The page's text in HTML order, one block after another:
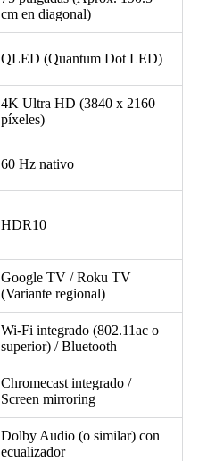
cm en diagonal)
QLED (Quantum Dot LED)
4K Ultra HD (3840 x 2160
píxeles)
60 Hz nativo
HDR10
Google TV / Roku TV
(Variante regional)
Wi-Fi integrado (802.11ac o
superior) / Bluetooth
Chromecast integrado /
Screen mirroring
Dolby Audio (o similar) con
ecualizador